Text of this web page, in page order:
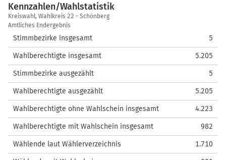
Kennzahlen/Wahlstatistik
Kennzahlen/Wahlstatistik
Kreiswahl, Wahlkreis 22 - Schönberg
Amtliches Endergebnis
Stimmbezirke insgesamt 5
Wahlberechtigte insgesamt 5.205
Stimmbezirke ausgezählt 5
Wahlberechtigte ausgezählt 5.205
Wahlberechtigte ohne Wahlschein insgesamt 4.223
Wahlberechtigte mit Wahlschein insgesamt 982
Wählende laut Wählerverzeichnis 1.710